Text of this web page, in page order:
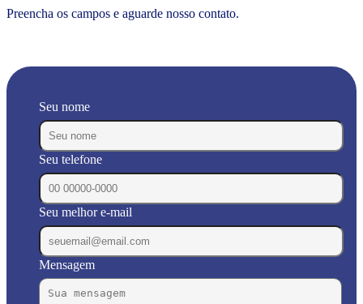
Preencha os campos e aguarde nosso contato.
Seu nome
Seu telefone
Seu melhor e-mail
Mensagem